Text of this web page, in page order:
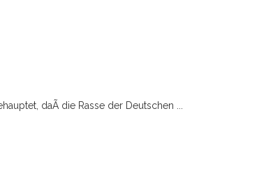
daÃ die Rasse der Deutschen ...